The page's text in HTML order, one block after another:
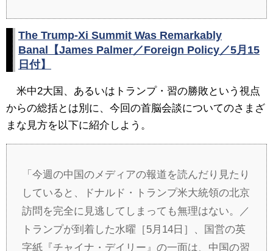
The Trump-Xi Summit Was Remarkably
Banal【James Palmer／Foreign Policy／5月15
日付】
米中2大国、あるいはトランプ・習の勝敗という視点
からの総括とは別に、今回の首脳会談についてのさまざ
まな見方を以下に紹介しよう。
「今週の中国のメディアの報道を読んだり見たり
していると、ドナルド・トランプ米大統領の北京
訪問を完全に見逃してしまっても無理はない。／
トランプが到着した水曜［5月14日］、国営の英
字紙『チャイナ・デイリー』の一面は、中国の習